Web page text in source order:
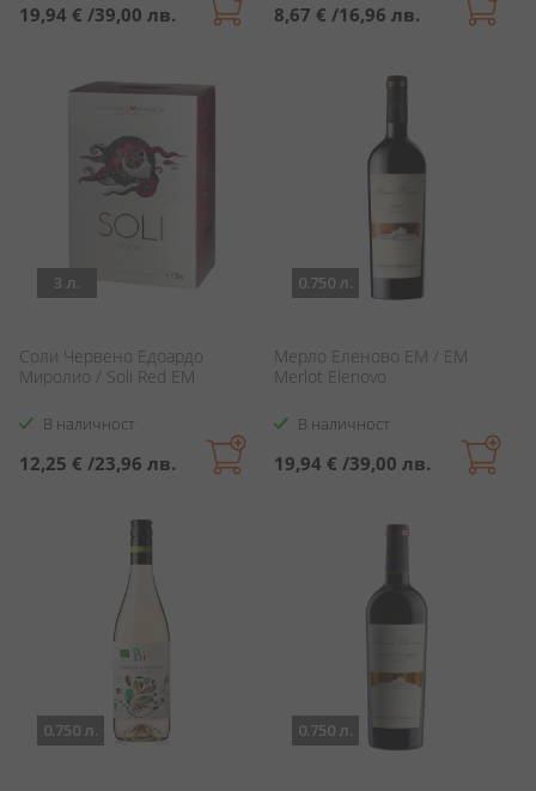
19,94 € /39,00 лв. 8,67 € /16,96 лв.
3 л.
Соли Червено Едоардо
Миролио / Soli Red EM
В наличност
12,25 € /23,96 лв.
0.750 л.
Мерло Еленово ЕМ / EM
Merlot Elenovo
В наличност
19,94 € /39,00 лв.
0.750 л. 0.750 л.